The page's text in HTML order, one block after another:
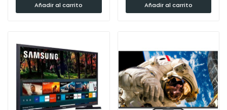
Añadir al carrito Añadir al carrito